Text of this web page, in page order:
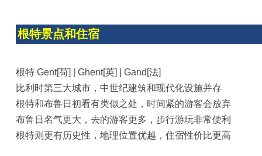
根特景点和住宿
根特 Gent[荷] | Ghent[英] | Gand[法]
比利时第三大城市，中世纪建筑和现代化设施并存
根特和布鲁日初看有类似之处，时间紧的游客会放弃
布鲁日名气更大，去的游客更多，步行游玩非常便利
根特则更有历史性，地理位置优越，住宿性价比更高